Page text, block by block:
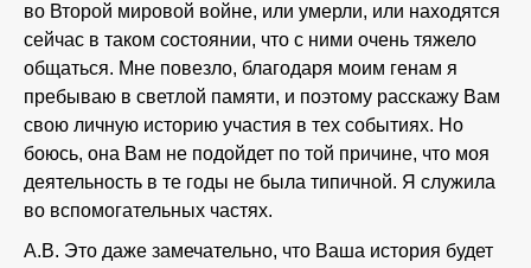
во Второй мировой войне, или умерли, или находятся
сейчас в таком состоянии, что с ними очень тяжело
общаться. Мне повезло, благодаря моим генам я
пребываю в светлой памяти, и поэтому расскажу Вам
свою личную историю участия в тех событиях. Но
боюсь, она Вам не подойдет по той причине, что моя
деятельность в те годы не была типичной. Я служила
во вспомогательных частях.
А.В. Это даже замечательно, что Ваша история будет